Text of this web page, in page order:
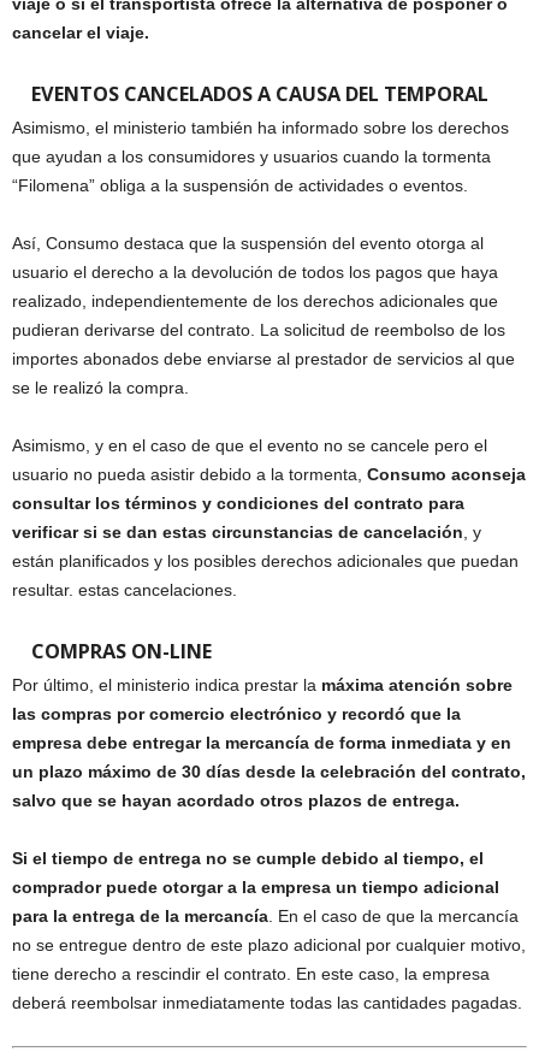
cancelar el viaje.
EVENTOS CANCELADOS A CAUSA DEL TEMPORAL
Asimismo, el ministerio también ha informado sobre los derechos
que ayudan a los consumidores y usuarios cuando la tormenta
“Filomena” obliga a la suspensión de actividades o eventos.
Así, Consumo destaca que la suspensión del evento otorga al
usuario el derecho a la devolución de todos los pagos que haya
realizado, independientemente de los derechos adicionales que
pudieran derivarse del contrato. La solicitud de reembolso de los
importes abonados debe enviarse al prestador de servicios al que
se le realizó la compra.
Asimismo, y en el caso de que el evento no se cancele pero el
usuario no pueda asistir debido a la tormenta, Consumo aconseja
consultar los términos y condiciones del contrato para
verificar si se dan estas circunstancias de cancelación , y
están planificados y los posibles derechos adicionales que puedan
resultar. estas cancelaciones.
COMPRAS ON-LINE
Por último, el ministerio indica prestar la máxima atención sobre
las compras por comercio electrónico y recordó que la
empresa debe entregar la mercancía de forma inmediata y en
un plazo máximo de 30 días desde la celebración del contrato,
salvo que se hayan acordado otros plazos de entrega.
Si el tiempo de entrega no se cumple debido al tiempo, el
comprador puede otorgar a la empresa un tiempo adicional
para la entrega de la mercancía . En el caso de que la mercancía
no se entregue dentro de este plazo adicional por cualquier motivo,
tiene derecho a rescindir el contrato. En este caso, la empresa
deberá reembolsar inmediatamente todas las cantidades pagadas.